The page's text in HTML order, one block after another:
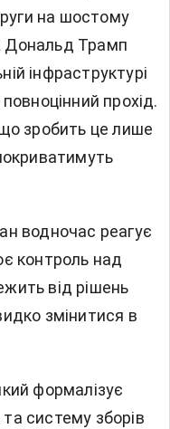
на шостому
Дональд Трамп
інфраструктурі
прохід.
зробить це лише
водночас реагує
контроль над
від рішень
змінитися в
формалізує
систему зборів